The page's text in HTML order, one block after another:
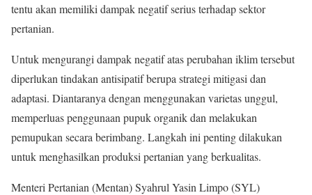
tentu akan memiliki dampak negatif serius terhadap sektor
pertanian.
Untuk mengurangi dampak negatif atas perubahan iklim tersebut
diperlukan tindakan antisipatif berupa strategi mitigasi dan
adaptasi. Diantaranya dengan menggunakan varietas unggul,
memperluas penggunaan pupuk organik dan melakukan
pemupukan secara berimbang. Langkah ini penting dilakukan
untuk menghasilkan produksi pertanian yang berkualitas.
Menteri Pertanian (Mentan) Syahrul Yasin Limpo (SYL)